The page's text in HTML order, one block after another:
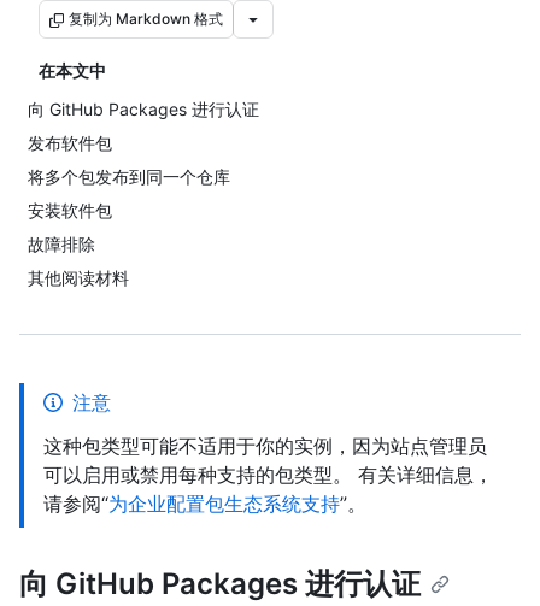
复制为 Markdown 格式
在本文中
向 GitHub Packages 进行认证
发布软件包
将多个包发布到同一个仓库
安装软件包
故障排除
其他阅读材料
注意
这种包类型可能不适用于你的实例，因为站点管理员
可以启用或禁用每种支持的包类型。 有关详细信息，
请参阅“为企业配置包生态系统支持”。
向 GitHub Packages 进行认证